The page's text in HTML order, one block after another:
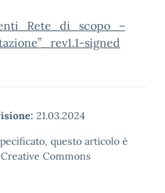
signed
21.03.2024
questo articolo è
Commons